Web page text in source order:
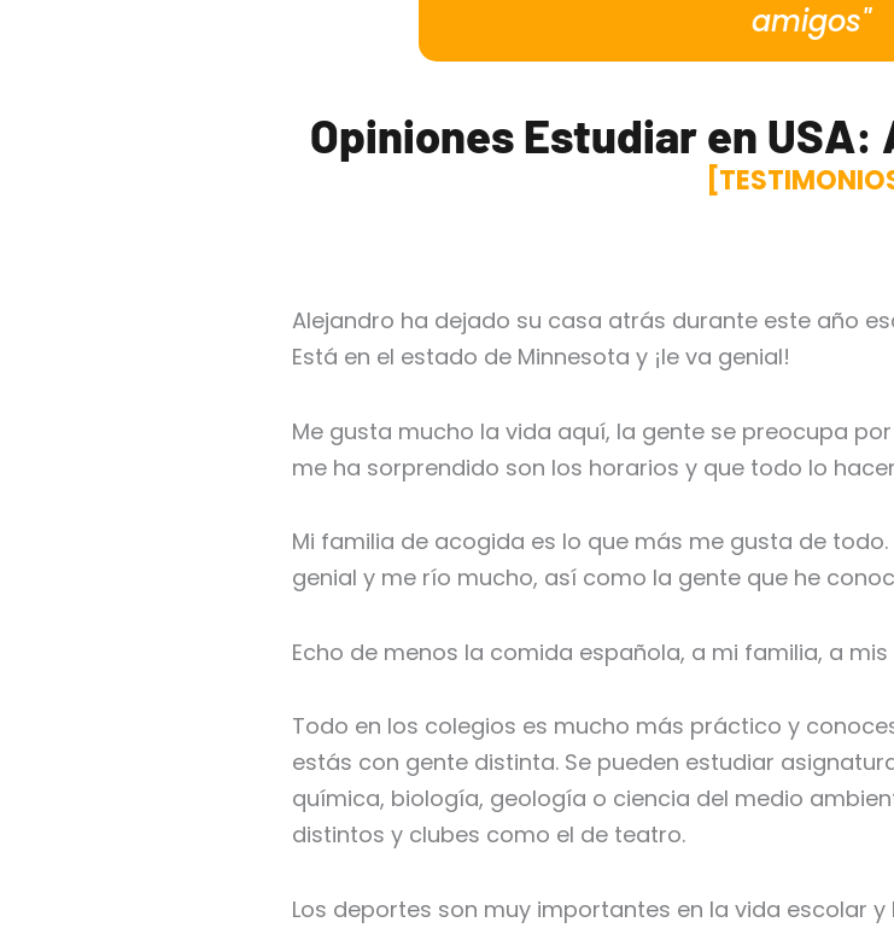
amigos"
Opiniones Estudiar en USA:
Alejandro ha dejado su casa atrás durante este año
Está en el estado de Minnesota y ¡le va genial!
Me gusta mucho la vida aquí, la gente se preocupa
me ha sorprendido son los horarios y que todo lo
Mi familia de acogida es lo que más me gusta de
genial y me río mucho, así como la gente que he
Echo de menos la comida española, a mi familia, a
Todo en los colegios es mucho más práctico y
estás con gente distinta. Se pueden estudiar
química, biología, geología o ciencia del medio
distintos y clubes como el de teatro.
Los deportes son muy importantes en la vida escolar